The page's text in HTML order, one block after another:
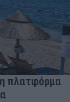
η πλατφόρμα